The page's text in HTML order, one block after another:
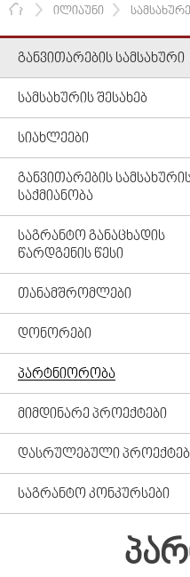
ᲛᲗᲐᲕᲐᲠᲘ
ᲘᲚᲘᲐᲣᲜᲘ
ᲒᲐᲜᲕᲘᲗᲐᲠᲔᲑᲘᲡ ᲡᲐᲛᲡᲐᲮᲣᲠᲘ
ᲡᲐᲛᲡᲐᲮᲣᲠᲘᲡ ᲨᲔᲡᲐᲮᲔᲑ
ᲡᲘᲐᲮᲚᲔᲔᲑᲘ
ᲒᲐᲜᲕᲘᲗᲐᲠᲔᲑᲘᲡ
ᲡᲐᲥᲛᲘᲐᲜᲝᲑᲐ
ᲡᲐᲒᲠᲐᲜᲢᲝ ᲒᲐᲜᲐᲪᲮᲐᲓᲘᲡ
ᲬᲐᲠᲓᲒᲔᲜᲘᲡ ᲬᲔᲡᲘ
ᲗᲐᲜᲐᲛᲨᲠᲝᲛᲚᲔᲑᲘ
ᲓᲝᲜᲝᲠᲔᲑᲘ
ᲞᲐᲠᲢᲜᲘᲝᲠᲝᲑᲐ
ᲛᲘᲛᲓᲘᲜᲐᲠᲔ ᲞᲠᲝᲔᲥᲢᲔᲑᲘ
ᲓᲐᲡᲠᲣᲚᲔᲑᲣᲚᲘ
ᲡᲐᲒᲠᲐᲜᲢᲝ ᲙᲝᲜᲙᲣᲠᲡᲔᲑᲘ